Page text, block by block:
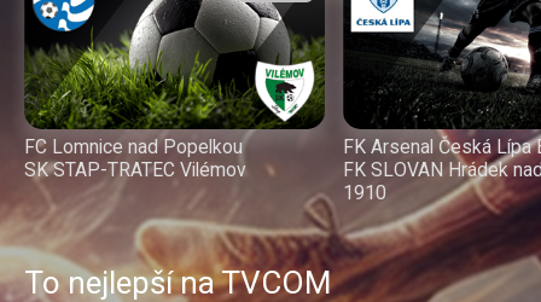
FC Lomnice nad Popelkou
SK STAP-TRATEC Vilémov
FK Arsenal Česká Lípa
FK SLOVAN Hrádek
1910
To nejlepší na TVCOM